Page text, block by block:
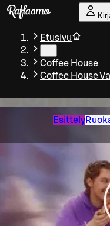
Siirry pääsisältöön
Etusivu
Coffee House
Coffee House
Esittely